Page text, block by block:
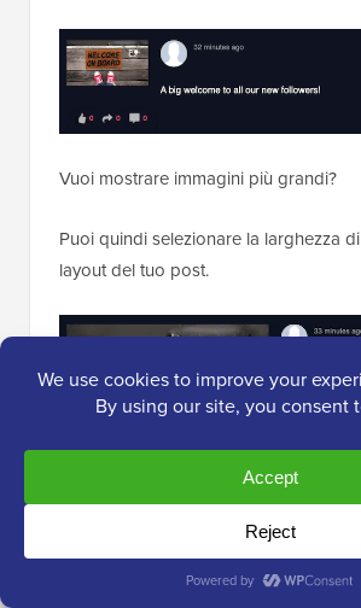
Vuoi mostrare immagini più grandi?
Puoi quindi selezionare la larghezza
layout del tuo post.
immagini più grandi possibili, puoi